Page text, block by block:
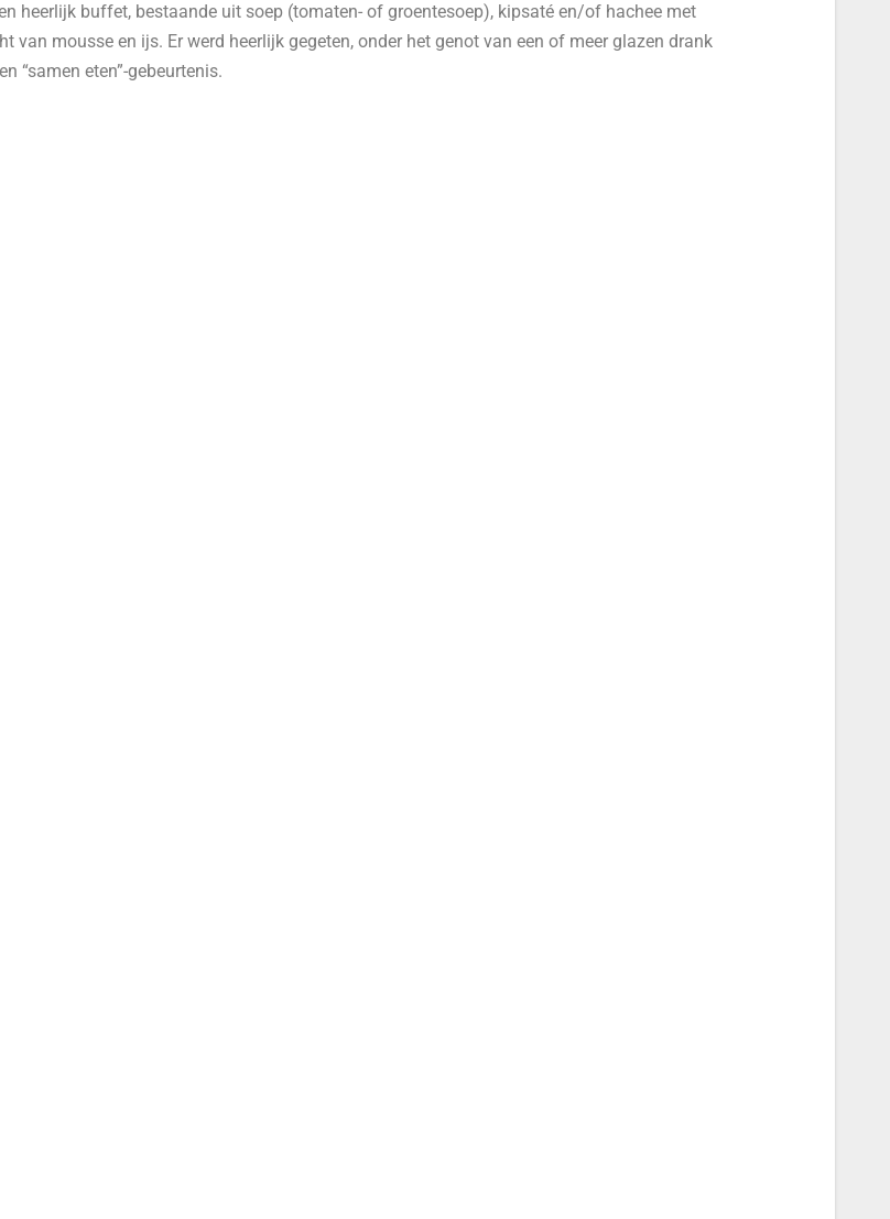
heerlijk buffet, bestaande uit soep (tomaten- of groentesoep), kipsaté en/of hachee met
van mousse en ijs. Er werd heerlijk gegeten, onder het genot van een of meer glazen drank
“samen eten”-gebeurtenis.